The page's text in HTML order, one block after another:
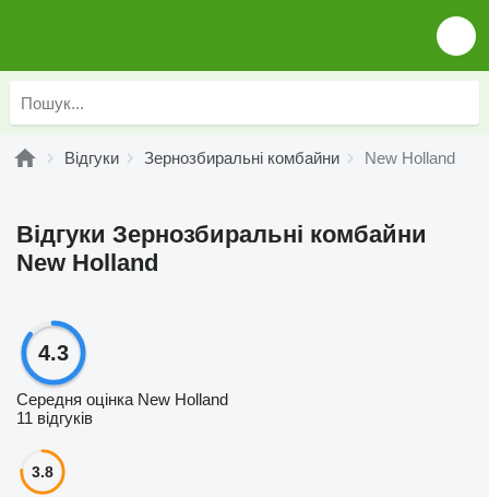
Відгуки Зернозбиральні комбайни New Holland
Відгуки Зернозбиральні комбайни
New Holland
4.3
Середня оцінка New Holland
11 відгуків
3.8